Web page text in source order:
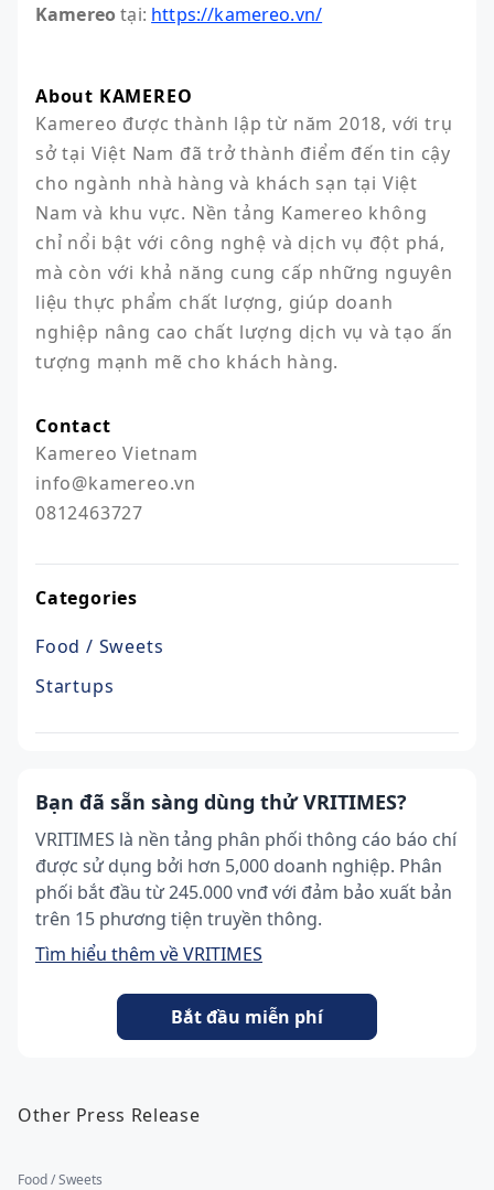
Kamereotại: https://kamereo.vn/
About KAMEREO
Kamereo được thành lập từ năm 2018, với trụ
sở tại Việt Nam đã trở thành điểm đến tin cậy
cho ngành nhà hàng và khách sạn tại Việt
Nam và khu vực. Nền tảng Kamereo không
chỉ nổi bật với công nghệ và dịch vụ đột phá,
mà còn với khả năng cung cấp những nguyên
liệu thực phẩm chất lượng, giúp doanh
nghiệp nâng cao chất lượng dịch vụ và tạo ấn
tượng mạnh mẽ cho khách hàng.
Contact
Kamereo Vietnam
info@kamereo.vn
0812463727
Categories
Food / Sweets
Startups
Bạn đã sẵn sàng dùng thử VRITIMES?
VRITIMES là nền tảng phân phối thông cáo báo chí
được sử dụng bởi hơn 5,000 doanh nghiệp. Phân
phối bắt đầu từ 245.000 vnđ với đảm bảo xuất bản
trên 15 phương tiện truyền thông.
Tìm hiểu thêm về VRITIMES
Bắt đầu miễn phí
Other Press Release
Food / Sweets